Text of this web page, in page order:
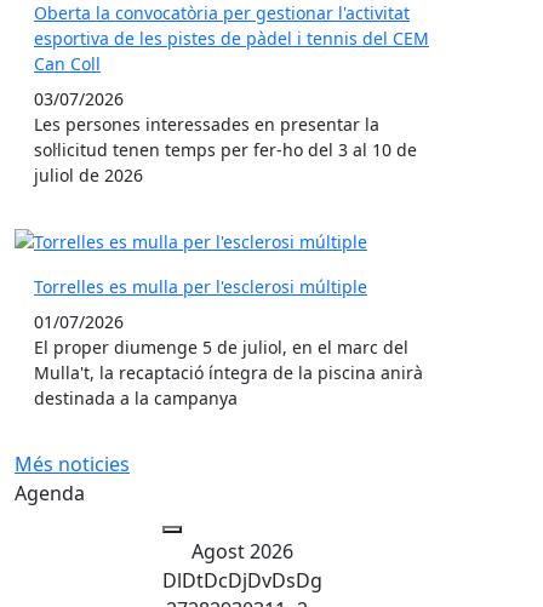
Oberta la convocatòria per gestionar l'activitat
esportiva de les pistes de pàdel i tennis del CEM
Can Coll
03/07/2026
Les persones interessades en presentar la
sol·licitud tenen temps per fer-ho del 3 al 10 de
juliol de 2026
Torrelles es mulla per l'esclerosi múltiple
01/07/2026
El proper diumenge 5 de juliol, en el marc del
Mulla't, la recaptació íntegra de la piscina anirà
destinada a la campanya
Més noticies
Agenda
Agost 2026
DlDtDcDjDvDsDg